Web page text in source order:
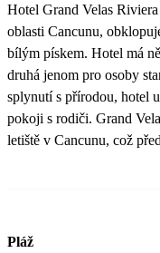
Hotel Grand Velas
oblasti Cancunu,
bílým pískem. Hotel má
druhá jenom pro osoby
splynutí s přírodou, hotel
pokoji s rodiči. Grand
letiště v Cancunu, což
Pláž